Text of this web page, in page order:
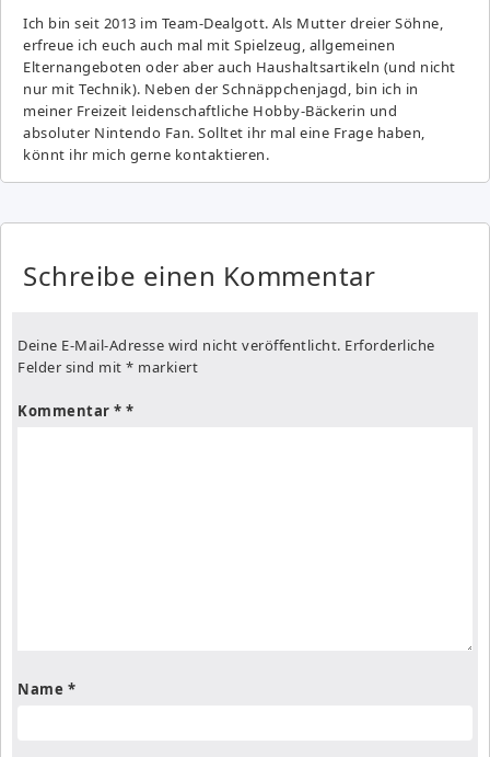
Ich bin seit 2013 im Team-Dealgott. Als Mutter dreier Söhne,
erfreue ich euch auch mal mit Spielzeug, allgemeinen
Elternangeboten oder aber auch Haushaltsartikeln (und nicht
nur mit Technik). Neben der Schnäppchenjagd, bin ich in
meiner Freizeit leidenschaftliche Hobby-Bäckerin und
absoluter Nintendo Fan. Solltet ihr mal eine Frage haben,
könnt ihr mich gerne kontaktieren.
Schreibe einen Kommentar
Deine E-Mail-Adresse wird nicht veröffentlicht. Erforderliche
Felder sind mit * markiert
Kommentar *
Name *